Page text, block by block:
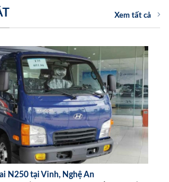
Xem tất cả
N250 tại Vinh, Nghệ An